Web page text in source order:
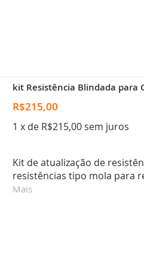
kit Resistência Blindada para
R$215,00
1 x de R$215,00 sem juros
Kit de atualização de
resistências tipo mola para
Mais